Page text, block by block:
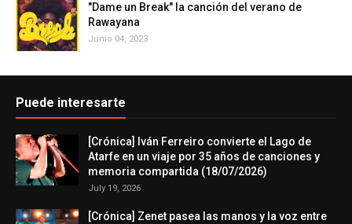
"Dame un Break" la canción del verano de
Rawayana
Junio 04, 2023
Puede interesarte
[Crónica] Iván Ferreiro convierte el Lago de
Atarfe en un viaje por 35 años de canciones y
memoria compartida (18/07/2026)
July 19, 2026
[Crónica] Zenet pasea las manos y la voz entre